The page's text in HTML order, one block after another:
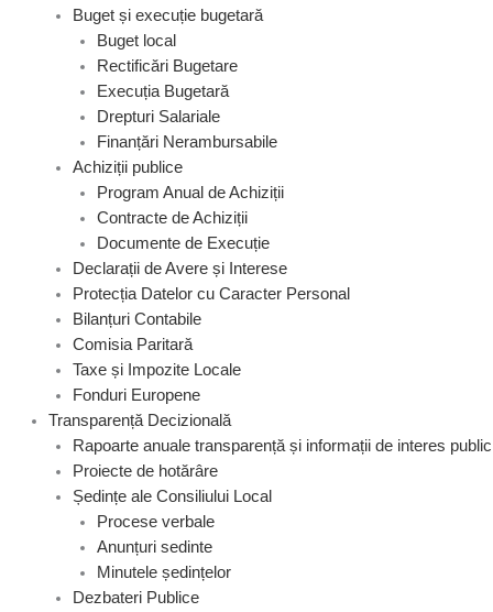
Buget și execuție bugetară
Buget local
Rectificări Bugetare
Execuția Bugetară
Drepturi Salariale
Finanțări Nerambursabile
Achiziții publice
Program Anual de Achiziții
Contracte de Achiziții
Documente de Execuție
Declarații de Avere și Interese
Protecția Datelor cu Caracter Personal
Bilanțuri Contabile
Comisia Paritară
Taxe și Impozite Locale
Fonduri Europene
Transparență Decizională
Rapoarte anuale transparență și informații de interes public
Proiecte de hotărâre
Ședințe ale Consiliului Local
Procese verbale
Anunțuri sedinte
Minutele ședințelor
Dezbateri Publice